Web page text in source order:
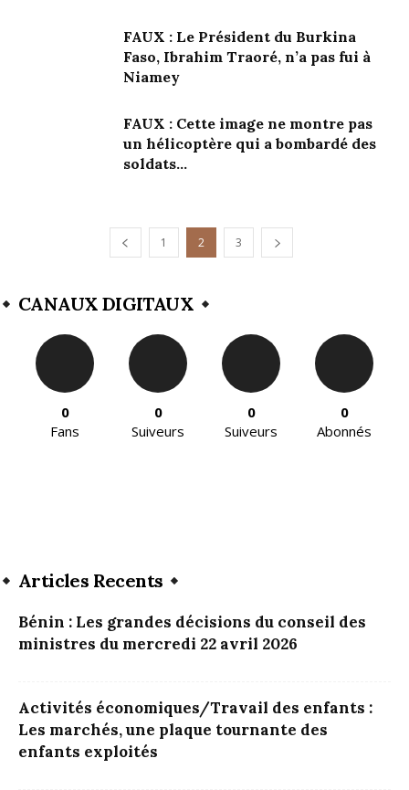
FAUX : Le Président du Burkina
Faso, Ibrahim Traoré, n’a pas fui à
Niamey
FAUX : Cette image ne montre pas
un hélicoptère qui a bombardé des
soldats...
1 2 3
CANAUX DIGITAUX
0
Fans
0
Suiveurs
0
Suiveurs
0
Abonnés
Articles Recents
Bénin : Les grandes décisions du conseil des
ministres du mercredi 22 avril 2026
Activités économiques/Travail des enfants :
Les marchés, une plaque tournante des
enfants exploités